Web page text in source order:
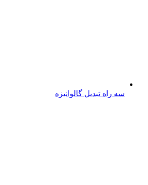
سه راه تبدیل گالوانیزه